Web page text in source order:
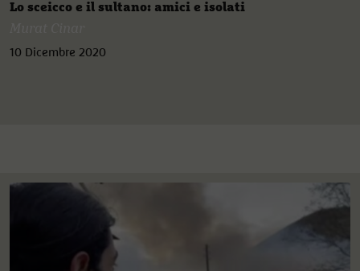
Lo sceicco e il sultano: amici e isolati
10 Dicembre 2020